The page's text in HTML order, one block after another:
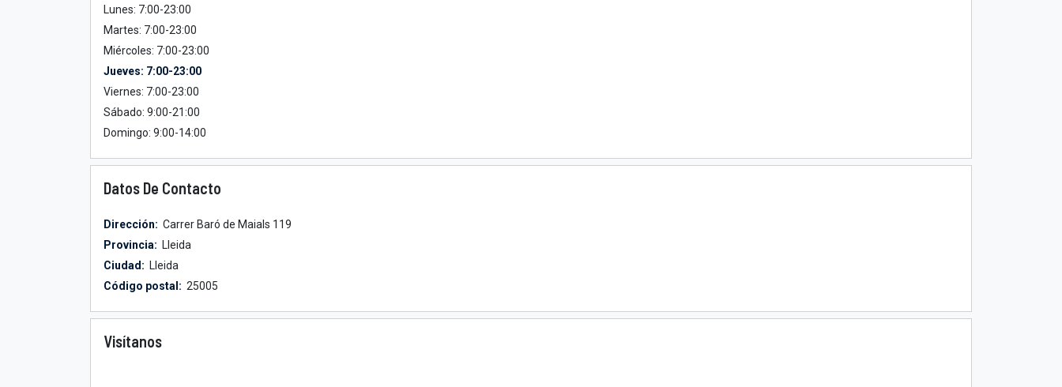
Lunes: 7:00-23:00
Martes: 7:00-23:00
Miércoles: 7:00-23:00
Jueves: 7:00-23:00
Viernes: 7:00-23:00
Sábado: 9:00-21:00
Domingo: 9:00-14:00
Datos De Contacto
Dirección: Carrer Baró de Maials 119
Provincia: Lleida
Ciudad: Lleida
Código postal: 25005
Visítanos